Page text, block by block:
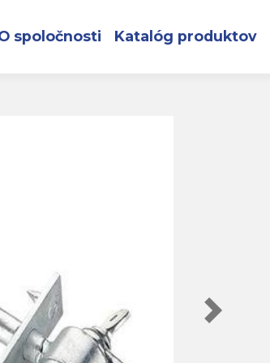
spoločnosti Katalóg produktov